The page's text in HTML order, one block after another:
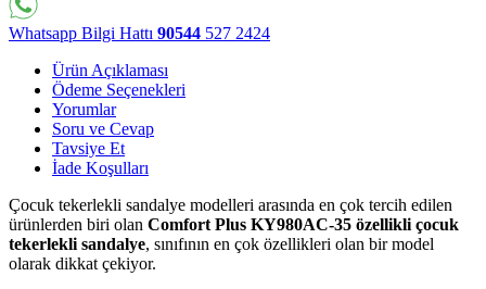
Whatsapp Bilgi Hattı 90544 527 2424
Ürün Açıklaması
Ödeme Seçenekleri
Yorumlar
Soru ve Cevap
Tavsiye Et
İade Koşulları
Çocuk tekerlekli sandalye modelleri arasında en çok tercih edilen
ürünlerden biri olan Comfort Plus KY980AC-35 özellikli çocuk
tekerlekli sandalye, sınıfının en çok özellikleri olan bir model
olarak dikkat çekiyor.